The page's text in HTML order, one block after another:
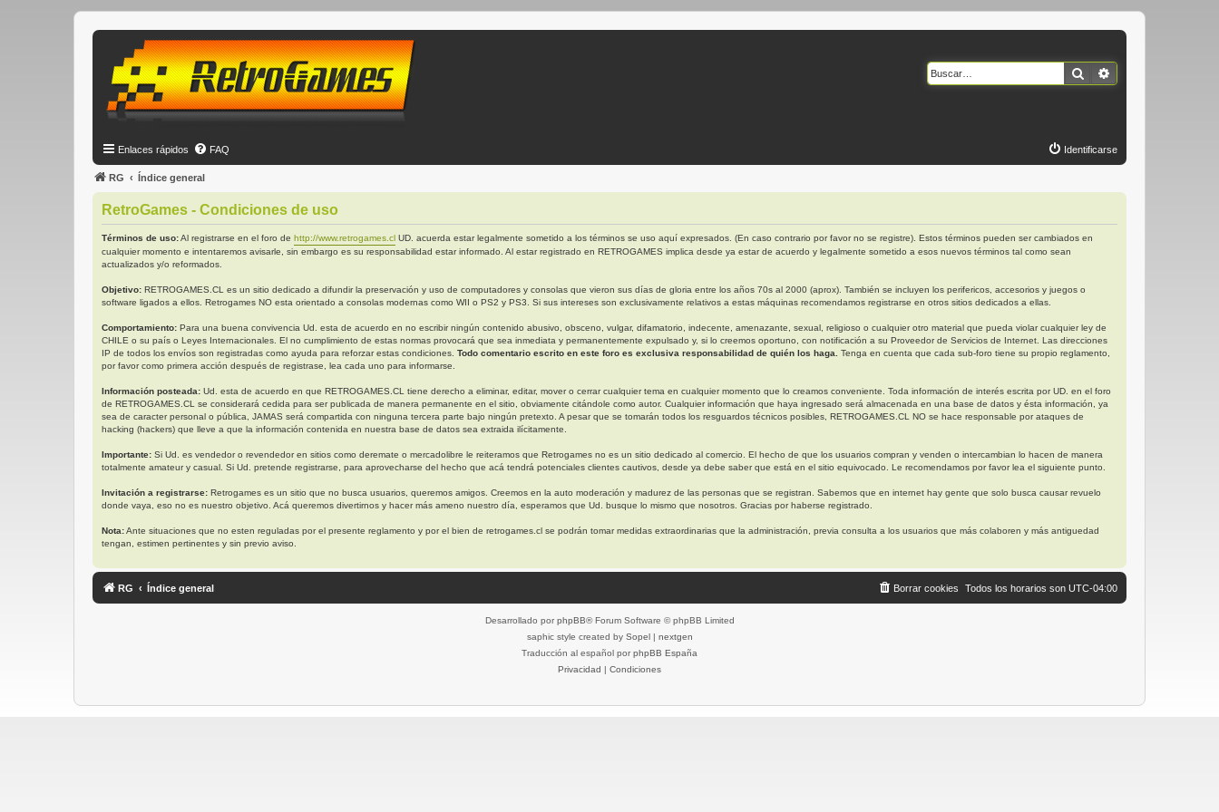
Buscar
Enlaces rápidos FAQ Identificarse
RG Índice general
RetroGames - Condiciones de uso
Términos de uso:Al registrarse en el foro de http://www.retrogames.cl UD. acuerda estar legalmente sometido a los términos se uso aquí expresados. (En caso contrario por favor no se registre). Estos términos pueden ser cambiados en
cualquier momento e intentaremos avisarle, sin embargo es su responsabilidad estar informado. Al estar registrado en RETROGAMES implica desde ya estar de acuerdo y legalmente sometido a esos nuevos términos tal como sean
actualizados y/o reformados.
Objetivo: RETROGAMES.CL es un sitio dedicado a difundir la preservación y uso de computadores y consolas que vieron sus días de gloria entre los años 70s al 2000 (aprox). También se incluyen los perifericos, accesorios y juegos o
software ligados a ellos. Retrogames NO esta orientado a consolas modernas como WII o PS2 y PS3. Si sus intereses son exclusivamente relativos a estas máquinas recomendamos registrarse en otros sitios dedicados a ellas.
Comportamiento: Para una buena convivencia Ud. esta de acuerdo en no escribir ningún contenido abusivo, obsceno, vulgar, difamatorio, indecente, amenazante, sexual, religioso o cualquier otro material que pueda violar cualquier ley de
CHILE o su país o Leyes Internacionales. El no cumplimiento de estas normas provocará que sea inmediata y permanentemente expulsado y, si lo creemos oportuno, con notificación a su Proveedor de Servicios de Internet. Las direcciones
IP de todos los envíos son registradas como ayuda para reforzar estas condiciones. Todo comentario escrito en este foro es exclusiva responsabilidad de quién los haga.
Tenga en cuenta que cada sub-foro tiene su propio reglamento,
por favor como primera acción después de registrase, lea cada uno para informarse.
Información posteada: Ud. esta de acuerdo en que RETROGAMES.CL tiene derecho a eliminar, editar, mover o cerrar cualquier tema en cualquier momento que lo creamos conveniente. Toda información de interés escrita por UD. en el foro
de RETROGAMES.CL se considerará cedida para ser publicada de manera permanente en el sitio, obviamente citándole como autor. Cualquier información que haya ingresado será almacenada en una base de datos y ésta información, ya
sea de caracter personal o pública, JAMAS será compartida con ninguna tercera parte bajo ningún pretexto. A pesar que se tomarán todos los resguardos técnicos posibles, RETROGAMES.CL NO se hace responsable por ataques de
hacking (hackers) que lleve a que la información contenida en nuestra base de datos sea extraida ilícitamente.
Importante: Si Ud. es vendedor o revendedor en sitios como deremate o mercadolibre le reiteramos que Retrogames no es un sitio dedicado al comercio. El hecho de que los usuarios compran y venden o intercambian lo hacen de manera
totalmente amateur y casual. Si Ud. pretende registrarse, para aprovecharse del hecho que acá tendrá potenciales clientes cautivos, desde ya debe saber que está en el sitio equivocado. Le recomendamos por favor lea el siguiente punto.
Invitación a registrarse: Retrogames es un sitio que no busca usuarios, queremos amigos. Creemos en la auto moderación y madurez de las personas que se registran. Sabemos que en internet hay gente que solo busca causar revuelo
donde vaya, eso no es nuestro objetivo. Acá queremos divertirnos y hacer más ameno nuestro día, esperamos que Ud. busque lo mismo que nosotros. Gracias por haberse registrado.
Nota:Ante situaciones que no esten reguladas por el presente reglamento y por el bien de retrogames.cl se podrán tomar medidas extraordinarias que la administración, previa consulta a los usuarios que más colaboren y más antiguedad
tengan, estimen pertinentes y sin previo aviso.
RG Índice general Todos los horarios son UTC-04:00
Borrar cookies
Desarrollado por phpBB® Forum Software © phpBB Limited
saphic style created by Sopel| nextgen
Traducción al español por phpBB España
Privacidad | Condiciones